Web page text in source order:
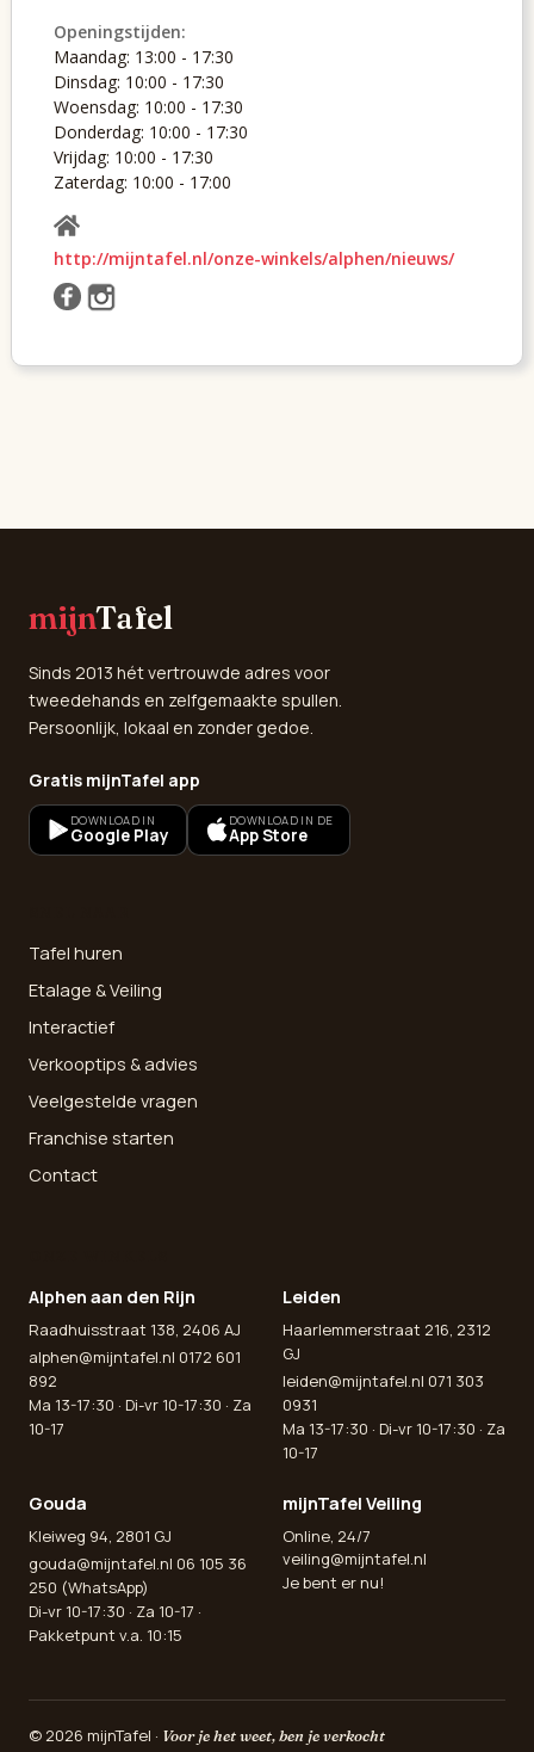
Openingstijden:
Maandag: 13:00 - 17:30
Dinsdag: 10:00 - 17:30
Woensdag: 10:00 - 17:30
Donderdag: 10:00 - 17:30
Vrijdag: 10:00 - 17:30
Zaterdag: 10:00 - 17:00
http://mijntafel.nl/onze-winkels/alphen/nieuws/
mijnTafel
Sinds 2013 hét vertrouwde adres voor
tweedehands en zelfgemaakte spullen.
Persoonlijk, lokaal en zonder gedoe.
Gratis mijnTafel app
DOWNLOAD IN
Google Play
DOWNLOAD IN DE
App Store
Tafel huren
Etalage & Veiling
Interactief
Verkooptips & advies
Veelgestelde vragen
Franchise starten
Contact
Alphen aan den Rijn
Raadhuisstraat 138, 2406 AJ
alphen@mijntafel.nl 0172 601
892
Ma 13-17:30 · Di-vr 10-17:30 · Za
10-17
Leiden
Haarlemmerstraat 216, 2312
GJ
leiden@mijntafel.nl 071 303
0931
Ma 13-17:30 · Di-vr 10-17:30 · Za
10-17
Gouda
Kleiweg 94, 2801 GJ
gouda@mijntafel.nl 06 105 36
250 (WhatsApp)
Di-vr 10-17:30 · Za 10-17 ·
Pakketpunt v.a. 10:15
mijnTafel Veiling
Online, 24/7
veiling@mijntafel.nl
Je bent er nu!
© 2026 mijnTafel · Voor je het weet, ben je verkocht